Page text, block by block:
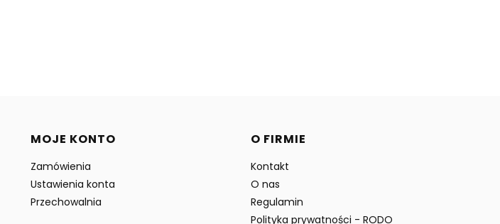
MOJE KONTO
Zamówienia
Ustawienia konta
Przechowalnia
O FIRMIE
Kontakt
O nas
Regulamin
Polityka prywatności - RODO